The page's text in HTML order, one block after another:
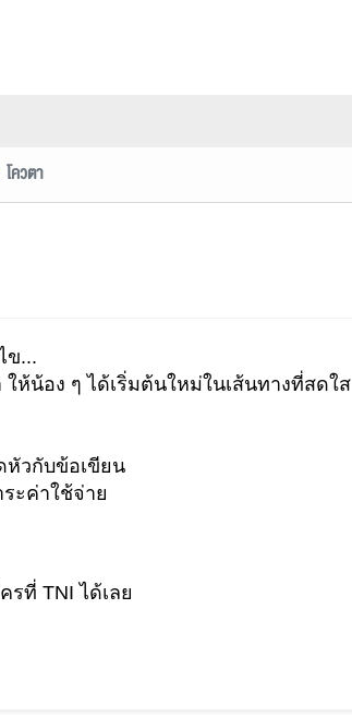
โควตา
ข...
ห้น้อง ๆ ได้เริ่มต้นใหม่ในเส้นทางที่สดใส
หัวกับข้อเขียน
ะค่าใช้จ่าย
ที่ TNI ได้เลย